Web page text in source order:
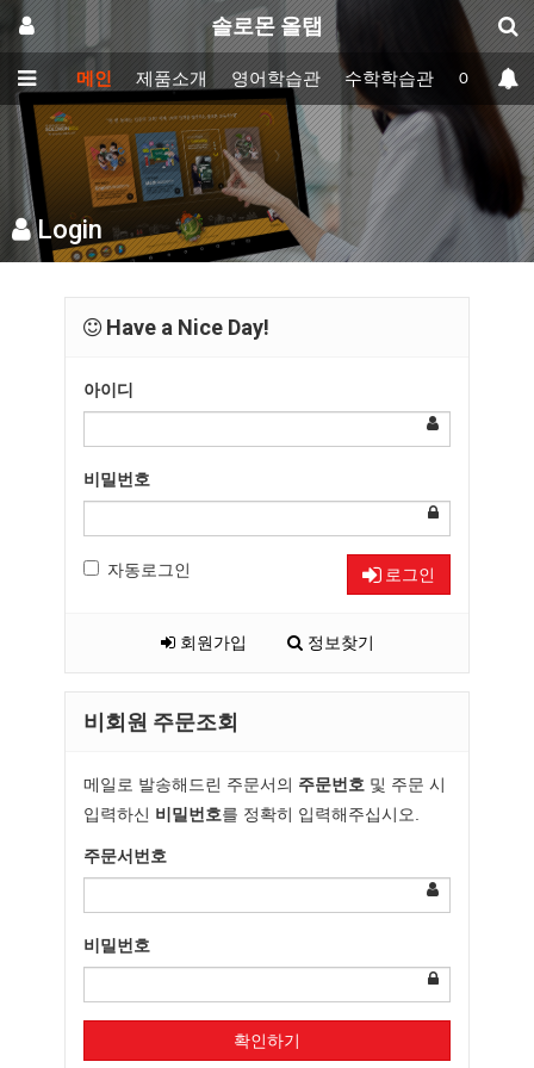
솔로몬 올탭
메인 제품소개 영어학습관 수학학습관 이러닝학
Login
Have a Nice Day!
아이디
비밀번호
자동로그인 로그인
회원가입 정보찾기
비회원 주문조회
메일로 발송해드린 주문서의 주문번호 및 주문 시
입력하신 비밀번호를 정확히 입력해주십시오.
주문서번호
비밀번호
확인하기